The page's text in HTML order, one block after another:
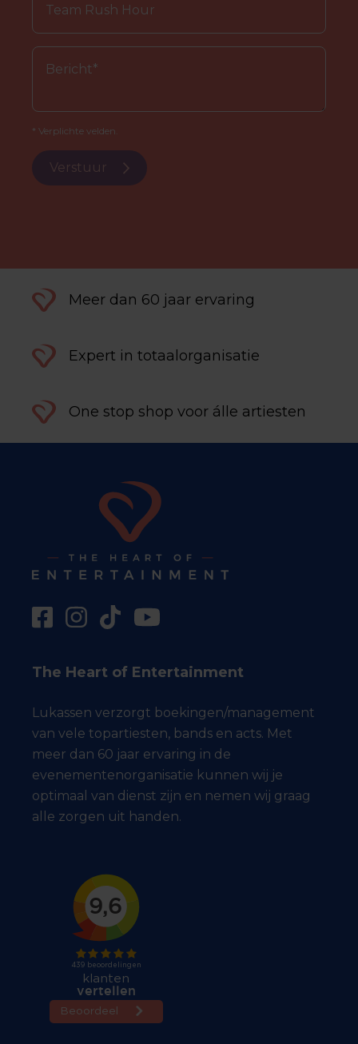
* Verplichte velden.
Verstuur
Meer dan 60 jaar ervaring
Expert in totaalorganisatie
One stop shop voor álle artiesten
The Heart of Entertainment
Lukassen verzorgt boekingen/management
van vele topartiesten, bands en acts. Met
meer dan 60 jaar ervaring in de
evenementenorganisatie kunnen wij je
optimaal van dienst zijn en nemen wij graag
alle zorgen uit handen.